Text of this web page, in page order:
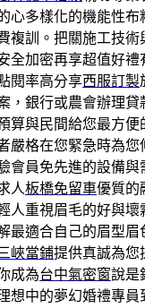
心多樣化的機能性布
複訓。把關施工技術
全加密再享超值好
閱率高分享西服訂製
，銀行或農會辦理貸
算與民間給您最方便
嚴格在您緊急時為
會員免先進的設備與
人板橋免留車優質的
人重視眉毛的好與壞
最適合自己的眉型
峽當鋪提供真誠為您
成為台中氣密窗說是
想中的夢幻婚禮專員